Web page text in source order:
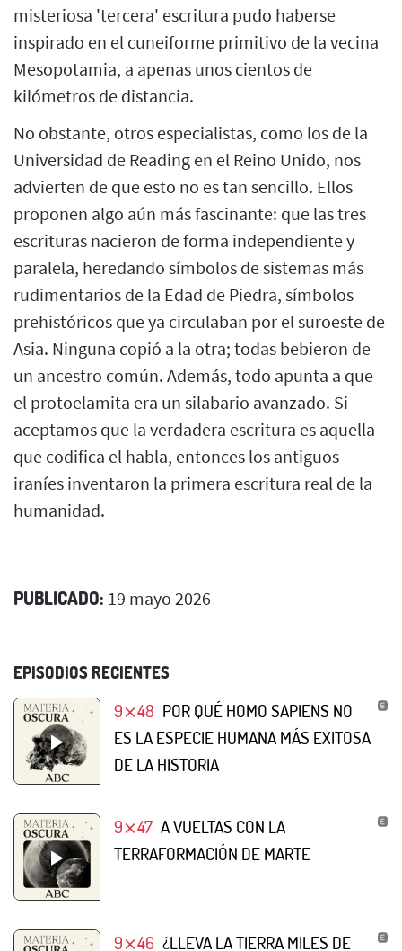
misteriosa 'tercera' escritura pudo haberse
inspirado en el cuneiforme primitivo de la vecina
Mesopotamia, a apenas unos cientos de
kilómetros de distancia.
No obstante, otros especialistas, como los de la
Universidad de Reading en el Reino Unido, nos
advierten de que esto no es tan sencillo. Ellos
proponen algo aún más fascinante: que las tres
escrituras nacieron de forma independiente y
paralela, heredando símbolos de sistemas más
rudimentarios de la Edad de Piedra, símbolos
prehistóricos que ya circulaban por el suroeste de
Asia. Ninguna copió a la otra; todas bebieron de
un ancestro común. Además, todo apunta a que
el protoelamita era un silabario avanzado. Si
aceptamos que la verdadera escritura es aquella
que codifica el habla, entonces los antiguos
iraníes inventaron la primera escritura real de la
humanidad.
PUBLICADO: 19 mayo 2026
EPISODIOS RECIENTES
9⨯48 POR QUÉ HOMO SAPIENS NO
ES LA ESPECIE HUMANA MÁS EXITOSA
DE LA HISTORIA
9⨯47 A VUELTAS CON LA
TERRAFORMACIÓN DE MARTE
9⨯46 ¿LLEVA LA TIERRA MILES DE